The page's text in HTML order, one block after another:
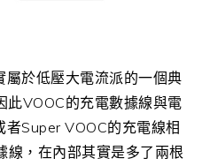
於低壓大電流派的一個典
此VOOC的充電數據線與電
Super VOOC的充電線相
線，在內部其實是多了兩根